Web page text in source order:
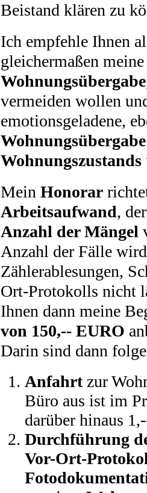
Beistand klären zu
Ich empfehle Ihnen
gleichermaßen
Wohnungsübergabe
vermeiden wollen
emotionsgeladene,
Wohnungsübergabe
Wohnungszustands
Mein Honorar
Arbeitsaufwand,
Anzahl der Mängel
Anzahl der Fälle
Zählerablesungen,
Ort-Protokolls nicht
Ihnen dann meine
von 150,-- EURO
Darin sind dann
Anfahrtzur
Büro aus ist im
darüber hinaus
Durchführung
Vor-Ort-